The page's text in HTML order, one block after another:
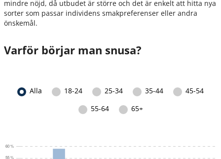
mindre nöjd, då utbudet är större och det är enkelt att hitta nya
sorter som passar individens smakpreferenser eller andra
önskemål.
Varför börjar man snusa?